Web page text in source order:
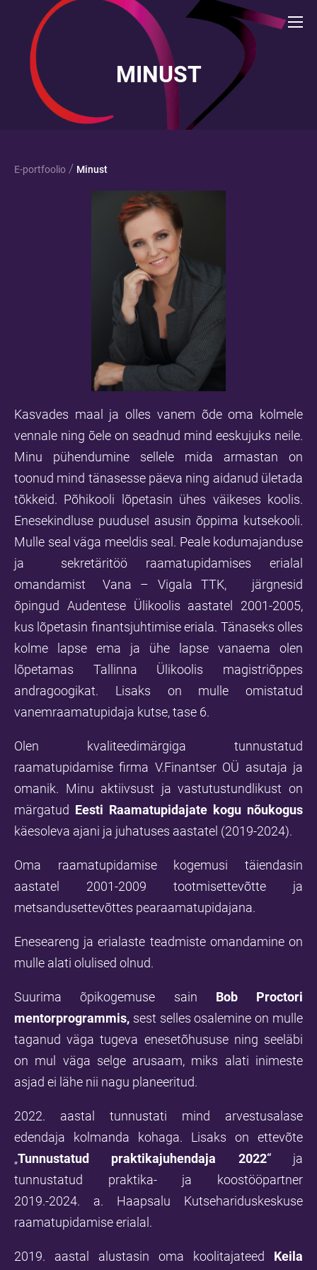
MINUST
E-portfoolio / Minust
Kasvades maal ja olles vanem õde oma kolmele
vennale ning õele on seadnud mind eeskujuks neile.
Minu pühendumine sellele mida armastan on
toonud mind tänasesse päeva ning aidanud ületada
tõkkeid. Põhikooli lõpetasin ühes väikeses koolis.
Enesekindluse puudusel asusin õppima kutsekooli.
Mulle seal väga meeldis seal. Peale kodumajanduse
ja sekretäritöö raamatupidamises erialal
omandamist Vana – Vigala TTK, järgnesid
õpingud Audentese Ülikoolis aastatel 2001-2005,
kus lõpetasin finantsjuhtimise eriala. Tänaseks olles
kolme lapse ema ja ühe lapse vanaema olen
lõpetamas Tallinna Ülikoolis magistriõppes
andragoogikat. Lisaks on mulle omistatud
vanemraamatupidaja kutse, tase 6.
Olen kvaliteedimärgiga tunnustatud
raamatupidamise firma V.Finantser OÜ asutaja ja
omanik. Minu aktiivsust ja vastutustundlikust on
märgatud Eesti Raamatupidajate kogu nõukogus
käesoleva ajani ja juhatuses aastatel (2019-2024).
Oma raamatupidamise kogemusi täiendasin
aastatel 2001-2009 tootmisettevõtte ja
metsandusettevõttes pearaamatupidajana.
Eneseareng ja erialaste teadmiste omandamine on
mulle alati olulised olnud.
Suurima õpikogemuse sain Bob Proctori
mentorprogrammis, sest selles osalemine on mulle
taganud väga tugeva enesetõhususe ning seeläbi
on mul väga selge arusaam, miks alati inimeste
asjad ei lähe nii nagu planeeritud.
2022. aastal tunnustati mind arvestusalase
edendaja kolmanda kohaga. Lisaks on ettevõte
„Tunnustatud praktikajuhendaja 2022“ja
tunnustatud praktika- ja koostööpartner
2019.-2024. a. Haapsalu Kutsehariduskeskuse
raamatupidamise erialal.
2019. aastal alustasin oma koolitajateed Keila